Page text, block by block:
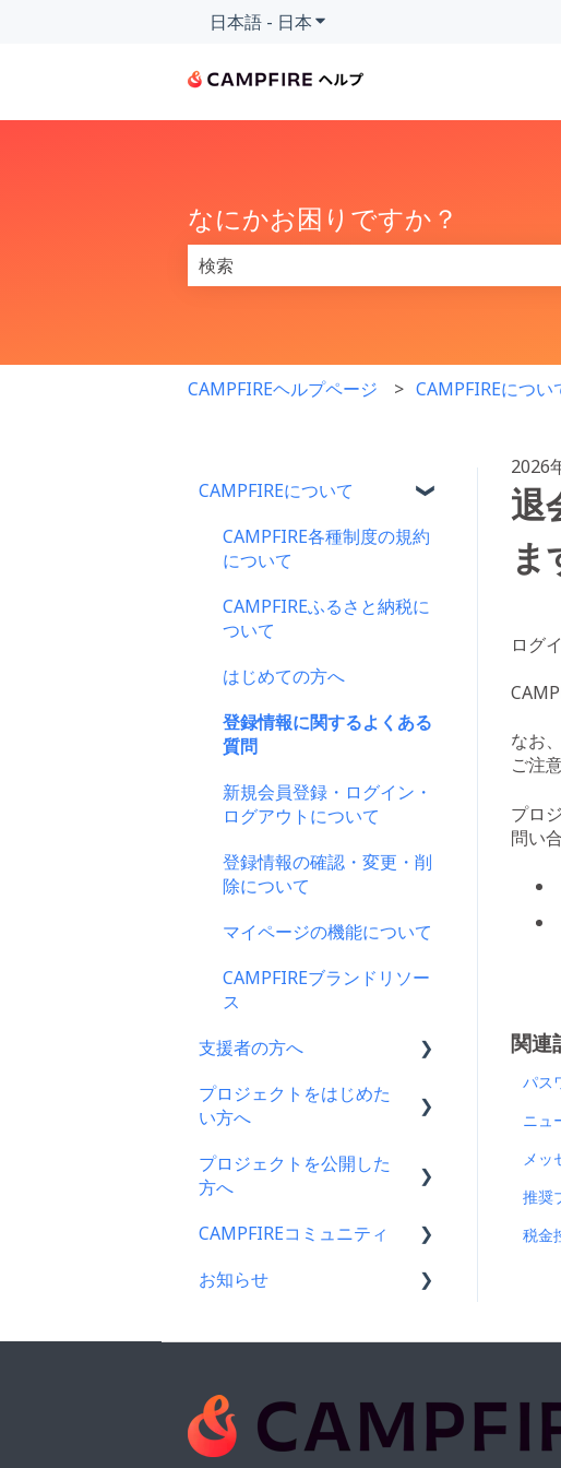
日本語 - 日本翻訳のサブメニューを表示
なにかお困りですか？
CAMPFIREヘルプページ CAMPFIREについ
2026
退
ま
ログ
なお
ご注
プロ
問い
関連
パス
ニュ
メッ
推奨
税金
CAMPFIREについて
CAMPFIRE各種制度の規約
について
CAMPFIREふるさと納税に
ついて
はじめての方へ
登録情報に関するよくある
質問
新規会員登録・ログイン・
ログアウトについて
登録情報の確認・変更・削
除について
マイページの機能について
CAMPFIREブランドリソー
ス
支援者の方へ
支援に関するよくある質問
キャリア決済
楽天ペイ
au PAY（ネット支払い）
支援の仕方について
Paypal決済
プロジェクトをはじめた
い方へ
プロジェクトをはじめる前
に
プロジェクト作成時によく
プロジェクトの審査につい
公開に向けて
プロジェクトを公開した
方へ
支援金の振込について
プロジェクトを公開したら
支援者の情報について
プロジェクト達成に役立つ
CAMPFIREコミュニティ
コミュニティメンバー向け
基礎編
コミュニティ運用ガイド
コミュニティ開設ガイド｜
お知らせ
らのお知らせ
CAMPFIREからのお知らせ
営業情報・メンテナンスの